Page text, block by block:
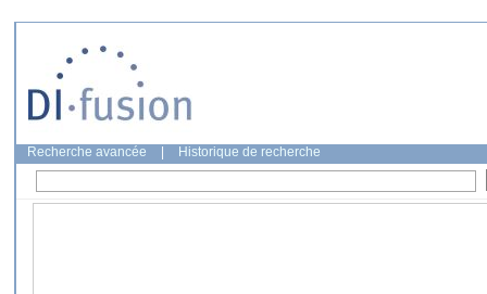
Recherche avancée Historique de recherche